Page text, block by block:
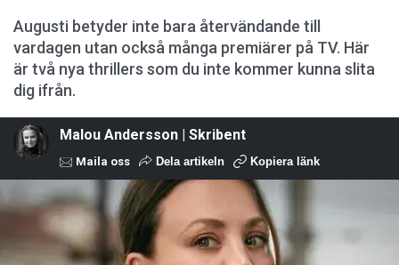
Augusti betyder inte bara återvändande till
vardagen utan också många premiärer på TV. Här
är två nya thrillers som du inte kommer kunna slita
dig ifrån.
Malou Andersson | Skribent
Maila oss Dela artikeln Kopiera länk